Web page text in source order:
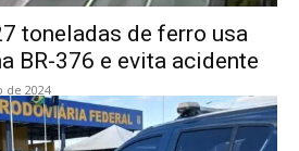
toneladas de ferro usa
BR-376 e evita acidente
de 2024